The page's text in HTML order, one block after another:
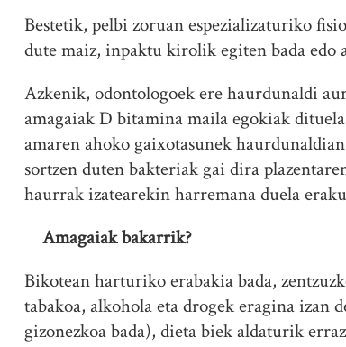
Bestetik, pelbi zoruan espezializaturiko
dute maiz, inpaktu kirolik egiten bada edo
Azkenik, odontologoek ere haurdunaldi
amagaiak D bitamina maila egokiak
amaren ahoko gaixotasunek
sortzen duten bakteriak gai dira
haurrak izatearekin harremana duela
Amagaiak bakarrik?
Bikotean harturiko erabakia bada,
tabakoa, alkohola eta drogek eragina izan
gizonezkoa bada), dieta biek aldaturik